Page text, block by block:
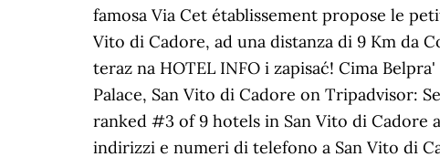
famosa Via Cet établissement propose le
Vito di Cadore, ad una distanza di 9 Km da
teraz na HOTEL INFO i zapisać! Cima
Palace, San Vito di Cadore on Tripadvisor:
ranked #3 of 9 hotels in San Vito di Cadore
indirizzi e numeri di telefono a San Vito di